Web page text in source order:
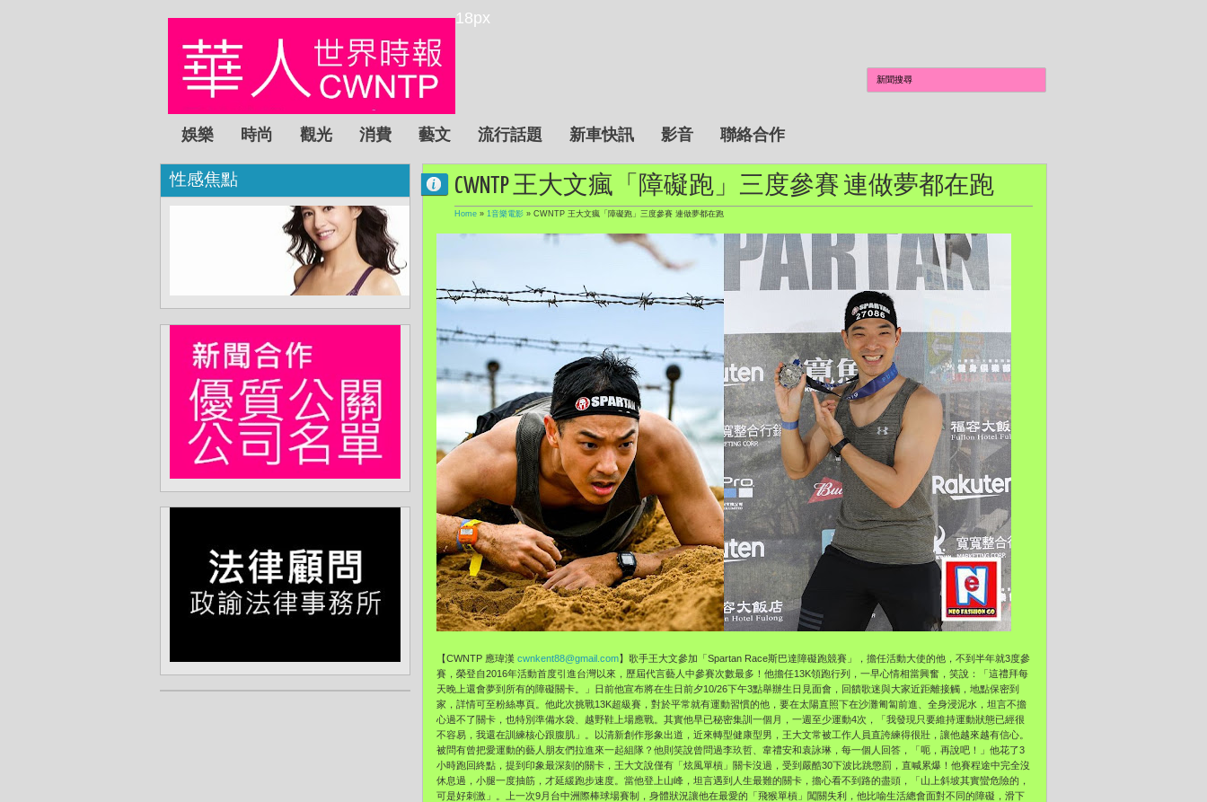
18px
娛樂 時尚 觀光 消費 藝文 流行話題 新車快訊 影音 聯絡合作
CWNTP 王大文瘋「障礙跑」三度參賽 連做夢都在跑
Home » 1音樂電影 » CWNTP 王大文瘋「障礙跑」三度參賽 連做夢都在跑
【CWNTP 應瑋漢 cwnkent88@gmail.com】歌手王大文參加「Spartan Race斯巴達障礙跑競賽」，擔任活動大使的他，不到半年就3度參
賽，榮登自2016年活動首度引進台灣以來，歷屆代言藝人中參賽次數最多！他擔任13K領跑行列，一早心情相當興奮，笑說：「這禮拜每
天晚上還會夢到所有的障礙關卡。」日前他宣布將在生日前夕10/26下午3點舉辦生日見面會，回饋歌迷與大家近距離接觸，地點保密到
家，詳情可至粉絲專頁。他此次挑戰13K超級賽，對於平常就有運動習慣的他，要在太陽直照下在沙灘匍匐前進、全身浸泥水，坦言不擔
心過不了關卡，也特別準備水袋、越野鞋上場應戰。其實他早已秘密集訓一個月，一週至少運動4次，「我發現只要維持運動狀態已經很
不容易，我還在訓練核心跟腹肌」。以清新創作形象出道，近來轉型健康型男，王大文常被工作人員直誇練得很壯，讓他越來越有信心。
被問有曾把愛運動的藝人朋友們拉進來一起組隊？他則笑說曾問過李玖哲、韋禮安和袁詠琳，每一個人回答，「呃，再說吧！」他花了3
小時跑回終點，提到印象最深刻的關卡，王大文說僅有「炫風單槓」關卡沒過，受到嚴酷30下波比跳懲罰，直喊累爆！他賽程途中完全沒
休息過，小腿一度抽筋，才延緩跑步速度。當他登上山峰，坦言遇到人生最難的關卡，擔心看不到路的盡頭，「山上斜坡其實蠻危險的，
可是好刺激」。上一次9月台中洲際棒球場賽制，身體狀況讓他在最愛的「飛猴單槓」闖關失利，他比喻生活總會面對不同的障礙，滑下
性感焦點